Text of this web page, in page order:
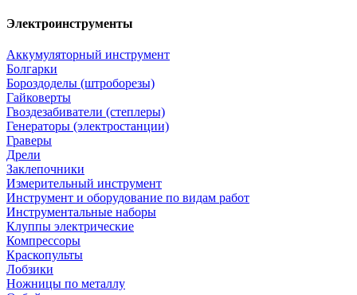
Электроинструменты
Аккумуляторный инструмент
Болгарки
Бороздоделы (штроборезы)
Гайковерты
Гвоздезабиватели (степлеры)
Генераторы (электростанции)
Граверы
Дрели
Заклепочники
Измерительный инструмент
Инструмент и оборудование по видам работ
Инструментальные наборы
Клуппы электрические
Компрессоры
Краскопульты
Лобзики
Ножницы по металлу